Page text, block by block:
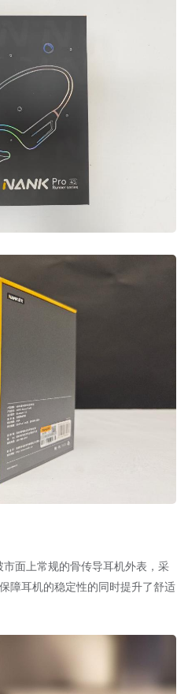
面上常规的骨传导耳机外表，采
障耳机的稳定性的同时提升了舒适